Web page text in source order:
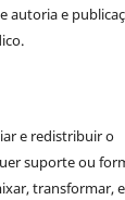
autoria e
e redistribuir o
suporte ou
transformar,